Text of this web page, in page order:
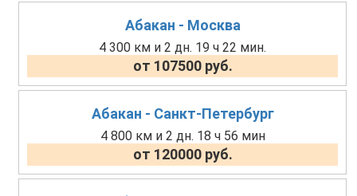
Абакан - Москва
4 300 км и 2 дн. 19 ч 22 мин.
от 107500 руб.
Абакан - Санкт-Петербург
4 800 км и 2 дн. 18 ч 56 мин
от 120000 руб.